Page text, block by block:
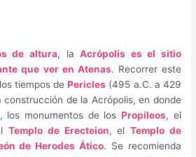
de altura, laAcrópolis es el sitio
que ver en Atenas. Recorrer este
tiempos dePericles (495 a.C. a 429
de la Acrópolis, en donde
, los monumentos de losPropileos, el
Templo de Erecteion, elTemplo de
de Herodes Ático. Se recomienda